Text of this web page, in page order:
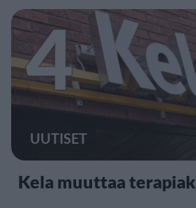
4
UUTISET
Kela muuttaa